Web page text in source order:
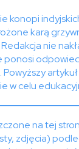
konopi
karą
nie
ponosi
w celu
na tej
zdjęcia)